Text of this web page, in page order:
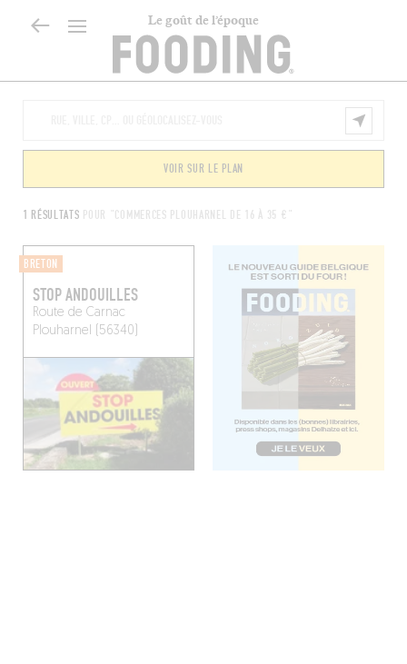
Le goût de l’époque
1 RÉSULTATS POUR "COMMERCES PLOUHARNEL DE 16 À 35 €"
VOIR SUR LE PLAN
BRETON
STOP ANDOUILLES
Route de Carnac
Plouharnel (56340)